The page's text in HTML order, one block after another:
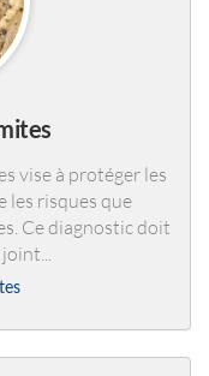
vise à protéger les
les risques que
Ce diagnostic doit